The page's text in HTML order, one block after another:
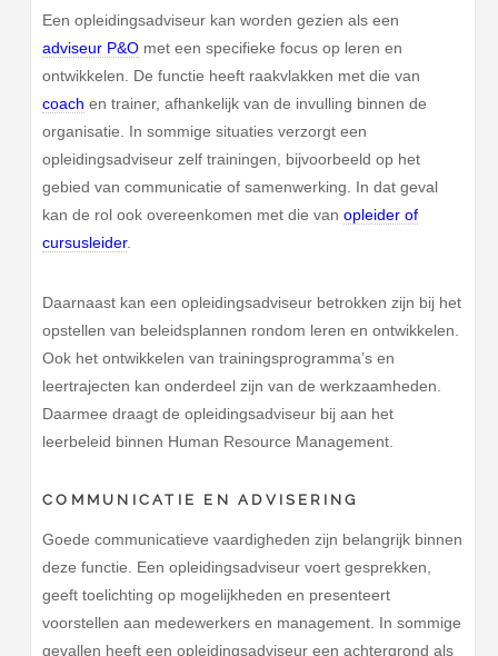
Een opleidingsadviseur kan worden gezien als een
adviseur P&O met een specifieke focus op leren en
ontwikkelen. De functie heeft raakvlakken met die van
coach en trainer, afhankelijk van de invulling binnen de
organisatie. In sommige situaties verzorgt een
opleidingsadviseur zelf trainingen, bijvoorbeeld op het
gebied van communicatie of samenwerking. In dat geval
kan de rol ook overeenkomen met die vanopleider of
cursusleider.
Daarnaast kan een opleidingsadviseur betrokken zijn bij het
opstellen van beleidsplannen rondom leren en ontwikkelen.
Ook het ontwikkelen van trainingsprogramma’s en
leertrajecten kan onderdeel zijn van de werkzaamheden.
Daarmee draagt de opleidingsadviseur bij aan het
leerbeleid binnen Human Resource Management.
COMMUNICATIE EN ADVISERING
Goede communicatieve vaardigheden zijn belangrijk binnen
deze functie. Een opleidingsadviseur voert gesprekken,
geeft toelichting op mogelijkheden en presenteert
voorstellen aan medewerkers en management. In sommige
gevallen heeft een opleidingsadviseur een achtergrond als